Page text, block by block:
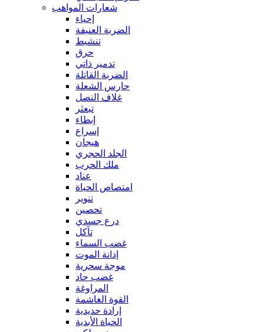
شعارات المواهب
إحياء
الضربة العنيفة
تنشيط
حرق
تدمير ذاتي
الضربة القاتلة
حارس الشعلة
غلاف النصل
تبعثر
إبطاء
إسراع
هيجان
الجلد الحجري
ملك الحرب
عناد
امتصاص الحياة
تنوير
تحصين
درع جسدي
تآكل
غضب السماء
إدانة الموت
موجة سحرية
غضب حاد
المراوغة
القوة الغاشمة
إرادة حديدية
الحياة الأبدية